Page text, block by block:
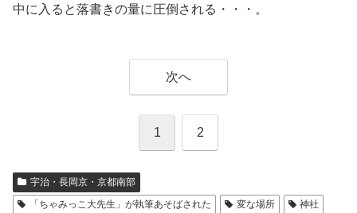
中に入ると落書きの量に圧倒される・・・。
次へ
1 2
宇治・長岡京・京都南部
「ちゃみっこ大先生」が執筆あそばされた
変な場所 神社